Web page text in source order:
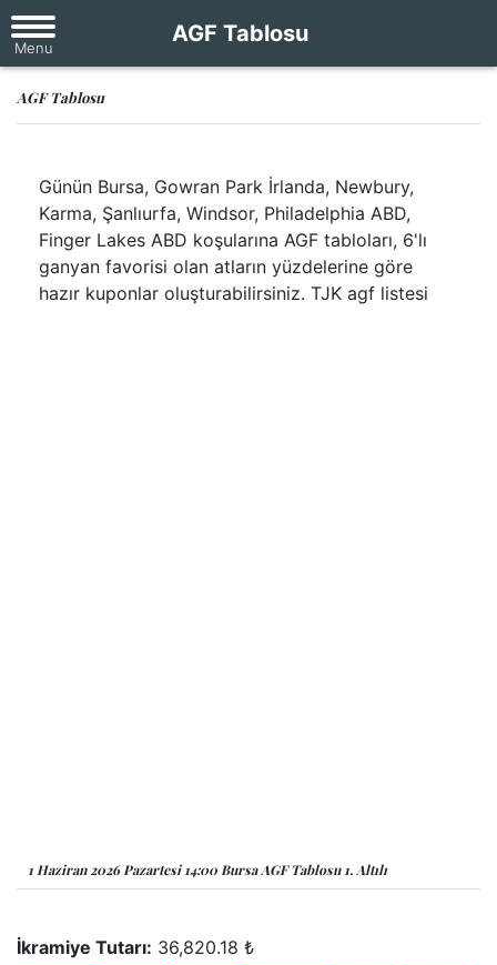
AGF Tablosu
AGF Tablosu
Günün Bursa, Gowran Park İrlanda, Newbury,
Karma, Şanlıurfa, Windsor, Philadelphia ABD,
Finger Lakes ABD koşularına AGF tabloları, 6'lı
ganyan favorisi olan atların yüzdelerine göre
hazır kuponlar oluşturabilirsiniz. TJK agf listesi
1 Haziran 2026 Pazartesi 14:00 Bursa AGF Tablosu 1. Altılı
İkramiye Tutarı: 36,820.18 ₺